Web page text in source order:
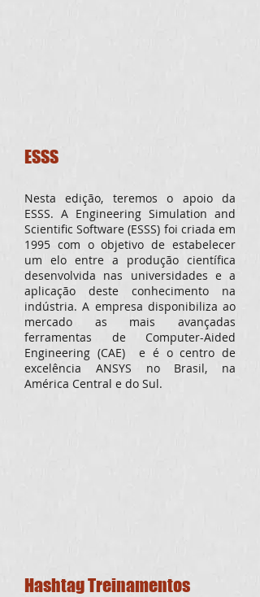
ESSS
Nesta edição, teremos o apoio da
ESSS. A Engineering Simulation and
Scientific Software (ESSS) foi criada em
1995 com o objetivo de estabelecer
um elo entre a produção científica
desenvolvida nas universidades e a
aplicação deste conhecimento na
indústria. A empresa disponibiliza ao
mercado as mais avançadas
ferramentas de Computer-Aided
Engineering (CAE) e é o centro de
excelência ANSYS no Brasil, na
América Central e do Sul.
Hashtag Treinamentos